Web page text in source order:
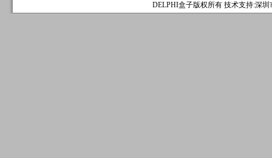
DELPHI盒子版权所有 技术支持:深